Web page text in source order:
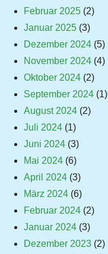
Februar 2025 (2)
Januar 2025 (3)
Dezember 2024 (5)
November 2024 (4)
Oktober 2024 (2)
September 2024 (1)
August 2024 (2)
Juli 2024 (1)
Juni 2024 (3)
Mai 2024 (6)
April 2024 (3)
März 2024 (6)
Februar 2024 (2)
Januar 2024 (3)
Dezember 2023 (2)